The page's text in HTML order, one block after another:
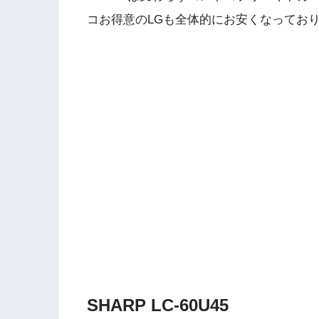
コお得意のLGも全体的にお安くなっており
SHARP LC-60U45